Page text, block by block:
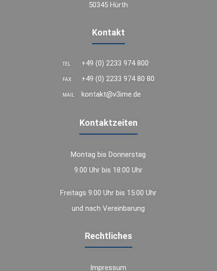
50345 Hürth
Kontakt
TEL +49 (0) 2233 974 800
FAX +49 (0) 2233 974 80 80
MAIL kontakt@v3ime.de
Kontaktzeiten
Montag bis Donnerstag
9:00 Uhr bis 18:00 Uhr
Freitags 9:00 Uhr bis 15:00 Uhr
und nach Vereinbarung
Rechtliches
Impressum